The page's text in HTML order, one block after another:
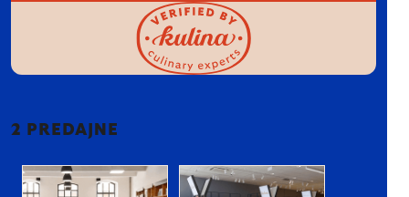
2 PREDAJNE